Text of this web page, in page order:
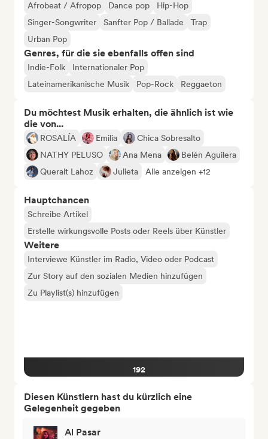
Afrobeat / Afropop Dance pop
Hip-Hop
Singer-Songwriter
Sanfter Pop / Ballade
Trap
Urban Pop
Genres, für die sie ebenfalls offen sind
Indie-Folk
Internationaler Pop
Lateinamerikanische Musik
Pop-Rock Reggaeton
Du möchtest Musik erhalten, die ähnlich ist wie
die von...
ROSALÍA Emilia
Chica Sobresalto
NATHY PELUSO
Ana Mena
Belén Aguilera
Queralt Lahoz
Julieta Alle anzeigen +12
Hauptchancen
Schreibe Artikel
Erstelle wirkungsvolle Posts oder Reels über Künstler
Weitere
Interviewe Künstler im Radio, Video oder Podcast
Zur Story auf den sozialen Medien hinzufügen
Zu Playlist(s) hinzufügen
192
Diesen Künstlern hast du kürzlich eine
Gelegenheit gegeben
Al Pasar